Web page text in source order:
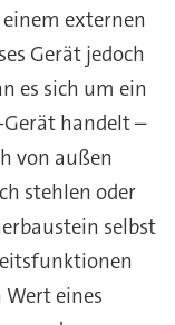
externen
Gerät jedoch
es sich um ein
handelt –
von außen
stehlen oder
selbst
Wert eines